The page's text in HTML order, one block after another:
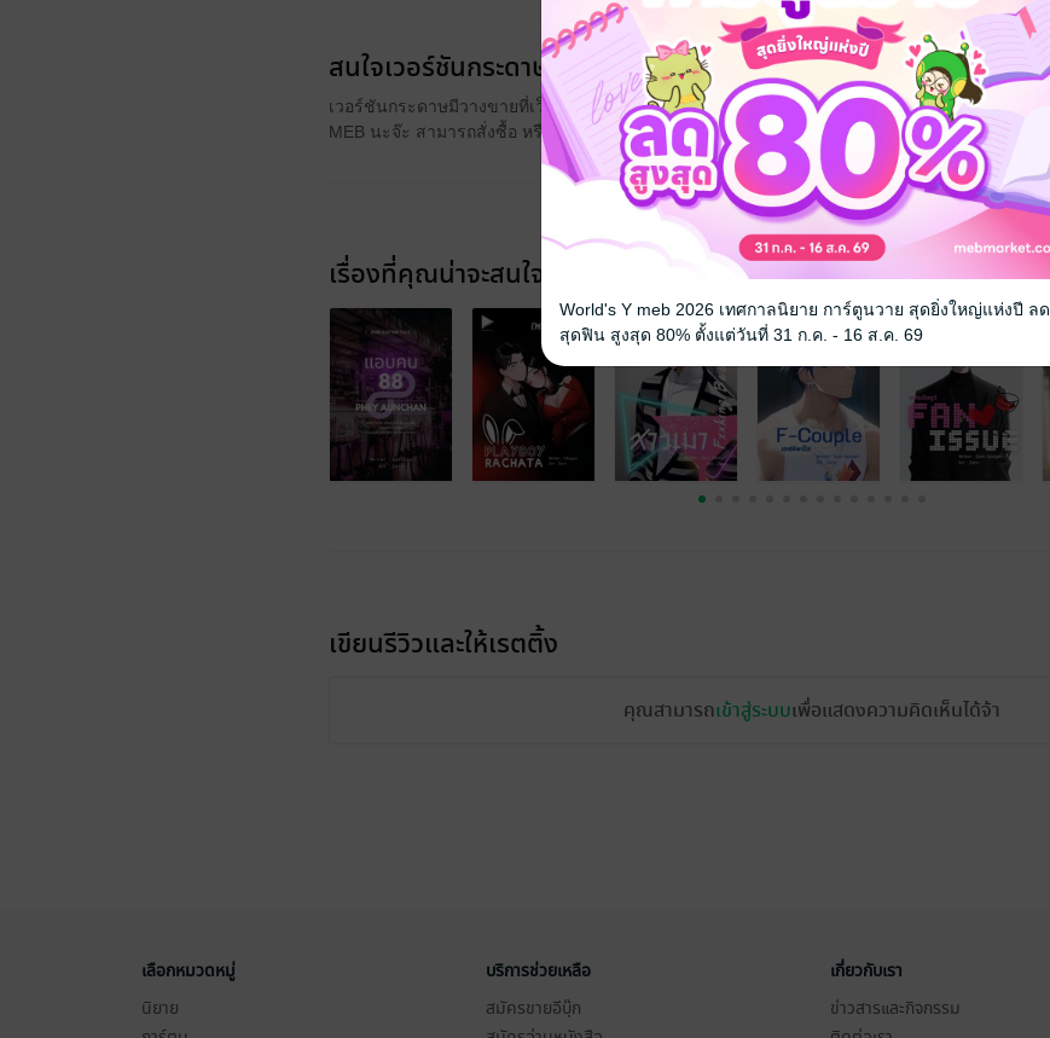
สนใจเวอร์ชันกระดาษ เชิญทางนี้!
เวอร์ชันกระดาษมีวางขายที่เว็บไซต์สำนักพิมพ์ จะไม่มีขายโดย
MEB นะจ๊ะ สามารถสั่งซื้อ หรือติดต่อคนขายโดยตรงเลยจ้ะ
เรื่องที่คุณน่าจะสนใจ
เขียนรีวิวและให้เรตติ้ง
คุณสามารถเข้าสู่ระบบเพื่อแสดงความคิดเห็นได้จ้า
เลือกหมวดหมู่
นิยาย
บริการช่วยเหลือ
สมัครขายอีบุ๊ก
เกี่ยวกับเรา
ข่าวสารและกิจกรรม
World's Y meb 2026 เทศกาลนิยาย การ์ตูนวาย สุดยิ่งใหญ่แห่งปี ลด
สุดฟิน สูงสุด 80% ตั้งแต่วันที่ 31 ก.ค. - 16 ส.ค. 69